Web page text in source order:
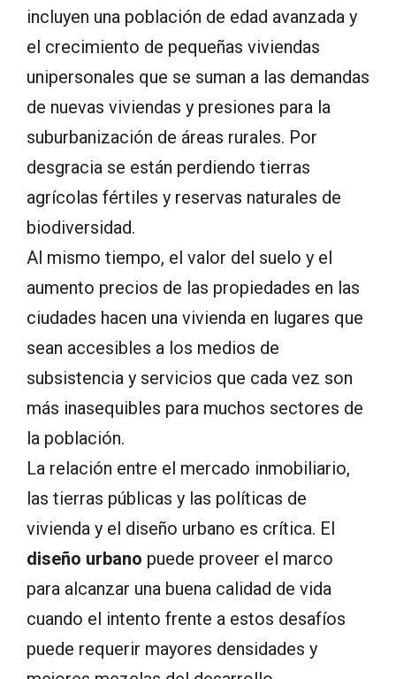
incluyen una población de edad avanzada y
el crecimiento de pequeñas viviendas
unipersonales que se suman a las demandas
de nuevas viviendas y presiones para la
suburbanización de áreas rurales. Por
desgracia se están perdiendo tierras
agrícolas fértiles y reservas naturales de
biodiversidad.
Al mismo tiempo, el valor del suelo y el
aumento precios de las propiedades en las
ciudades hacen una vivienda en lugares que
sean accesibles a los medios de
subsistencia y servicios que cada vez son
más inasequibles para muchos sectores de
la población.
La relación entre el mercado inmobiliario,
las tierras públicas y las políticas de
vivienda y el diseño urbano es crítica. El
diseño urbano puede proveer el marco
para alcanzar una buena calidad de vida
cuando el intento frente a estos desafíos
puede requerir mayores densidades y